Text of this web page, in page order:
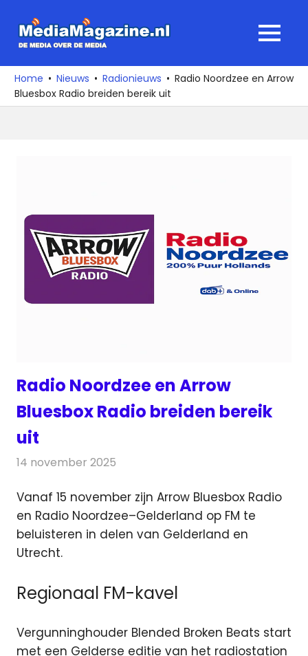
naar
media
over
de
MENU
Home Nieuws Radionieuws
Radio Noordzee en Arrow
Bluesbox Radio breiden bereik uit
Radio Noordzee en Arrow
Bluesbox Radio breiden bereik
uit
14 november 2025
Vanaf 15 november zijn Arrow Bluesbox Radio
en Radio Noordzee–Gelderland op FM te
beluisteren in delen van Gelderland en
Utrecht.
Regionaal FM-kavel
Vergunninghouder Blended Broken Beats start
met een Gelderse editie van het radiostation